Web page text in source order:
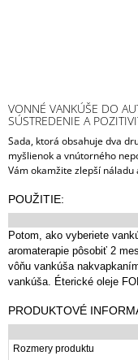
VONNÉ VANKÚŠE DO
SÚSTREDENIE A
Sada, ktorá obsahuje dva
myšlienok a vnútorného
Vám okamžite zlepší
POUŽITIE:
Potom, ako vyberiete
aromaterapie pôsobiť 2
vôňu vankúša
vankúša. Éterické oleje
PRODUKTOVÉ
Rozmery produktu